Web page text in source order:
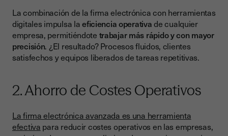
La combinación de la firma electrónica con herramientas
digitales impulsa laeficiencia operativade cualquier
empresa, permitiéndote trabajar más rápido y con mayor
precisión. ¿El resultado? Procesos fluidos, clientes
satisfechos y equipos liberados de tareas repetitivas.
2. Ahorro de Costes Operativos
La firma electrónica avanzada es una herramienta
efectiva para reducir costes operativos en las empresas,